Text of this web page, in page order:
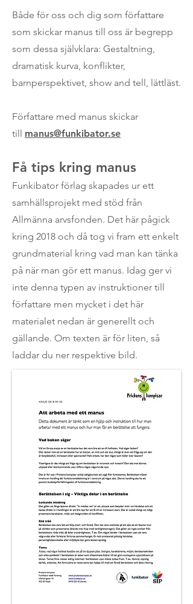
Både för oss och dig som författare
som skickar manus till oss är begrepp
som dessa självklara: Gestaltning,
dramatisk kurva, konflikter,
barnperspektivet, show and tell, lättläst.
Författare med manus skickar
till manus@funkibator.se
Få tips kring manus
Funkibator förlag skapades ur ett
samhällsprojekt med stöd från
Allmänna arvsfonden. Det här pågick
kring 2018 och då tog vi fram ett enkelt
grundmaterial kring vad man kan tänka
på när man gör ett manus. Idag ger vi
inte denna typen av instruktioner till
författare men mycket i det här
materialet nedan är generellt och
gällande. Om texten är för liten, så
laddar du ner respektive bild.